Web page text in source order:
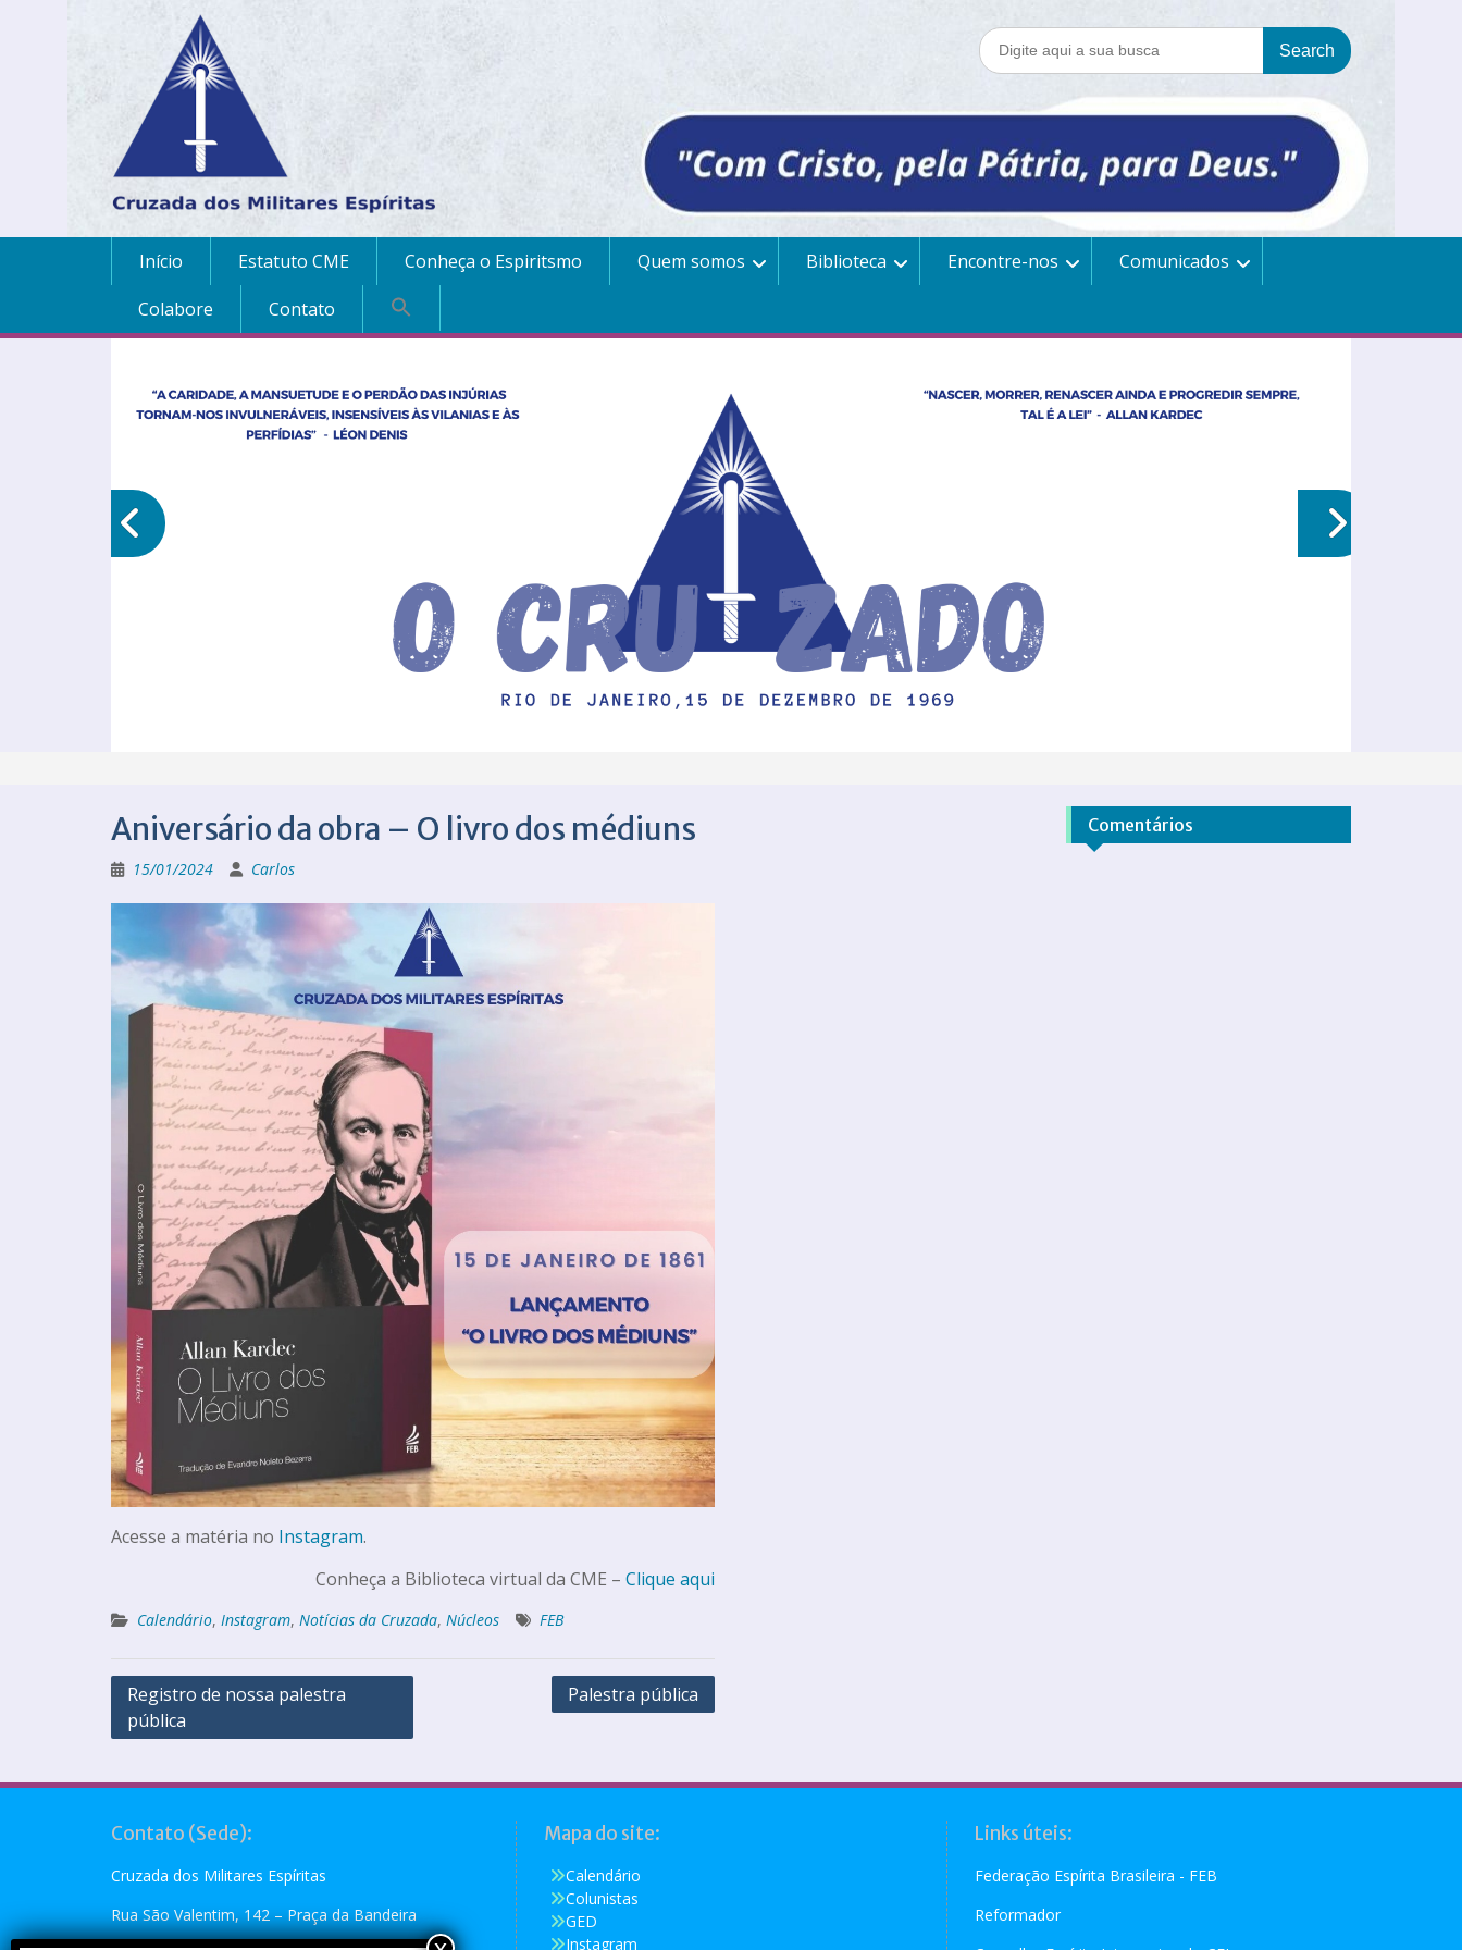
Início Estatuto CME Conheça o Espiritsmo Quem somos Biblioteca Encontre-nos
Comunicados
Colabore
Contato
Aniversário da obra – O livro dos médiuns
15/01/2024 Carlos
Acesse a matéria no Instagram.
Conheça a Biblioteca virtual da CME – Clique aqui
Calendário, Instagram, Notícias da Cruzada, Núcleos FEB
Registro de nossa palestra
pública
Palestra pública
Comentários
Contato (Sede):
Cruzada dos Militares Espíritas
Rua São Valentim, 142 – Praça da Bandeira
Mapa do site:
Calendário
Colunistas
GED
Instagram
Links úteis:
Federação Espírita Brasileira - FEB
Reformador